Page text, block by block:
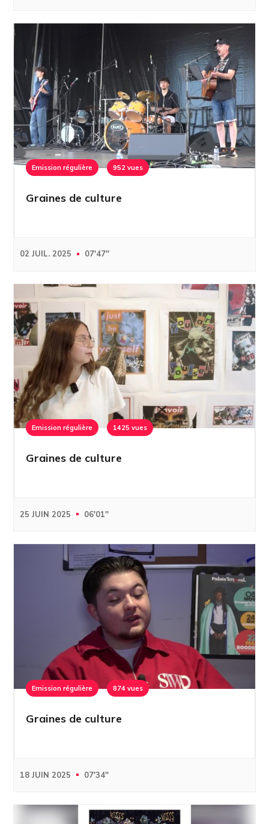
Emission régulière 952 vues
Graines de culture
02 JUIL. 2025 07'47''
Emission régulière 1425 vues
Graines de culture
25 JUIN 2025 06'01''
Emission régulière 874 vues
Graines de culture
18 JUIN 2025 07'34''